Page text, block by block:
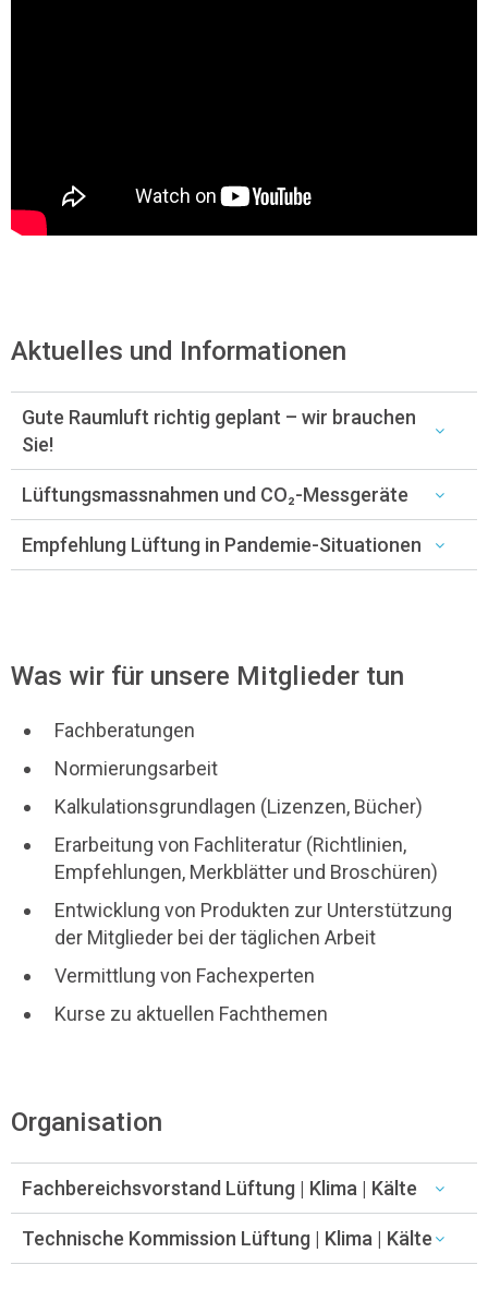
Aktuelles und Informationen
Gute Raumluft richtig geplant – wir brauchen
Sie!
Lüftungsmassnahmen und CO₂-Messgeräte
Empfehlung Lüftung in Pandemie-Situationen
Was wir für unsere Mitglieder tun
Fachberatungen
Normierungsarbeit
Kalkulationsgrundlagen (Lizenzen, Bücher)
Erarbeitung von Fachliteratur (Richtlinien,
Empfehlungen, Merkblätter und Broschüren)
Entwicklung von Produkten zur Unterstützung
der Mitglieder bei der täglichen Arbeit
Vermittlung von Fachexperten
Kurse zu aktuellen Fachthemen
Organisation
Fachbereichsvorstand Lüftung | Klima | Kälte
Technische Kommission Lüftung | Klima | Kälte